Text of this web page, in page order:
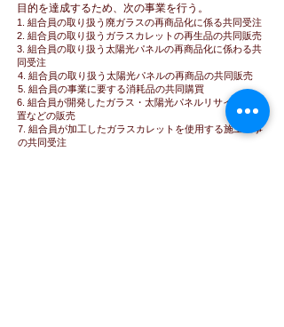
目的を達成するため、次の事業を行う。
1. 組合員の取り扱う廃ガラスの再商品化に係る共同受注
2. 組合員の取り扱うガラスカレットの再生品の共同販売
3. 組合員の取り扱う太陽光パネルの再商品化に係わる共
同受注
4. 組合員の取り扱う太陽光パネルの再商品の共同販売
5. 組合員の事業に要する消耗品の共同購買
6. 組合員が開発したガラス・太陽光パネルリサイクル装
置などの販売
7. 組合員が加工したガラスカレットを使用する施工工事
の共同受注